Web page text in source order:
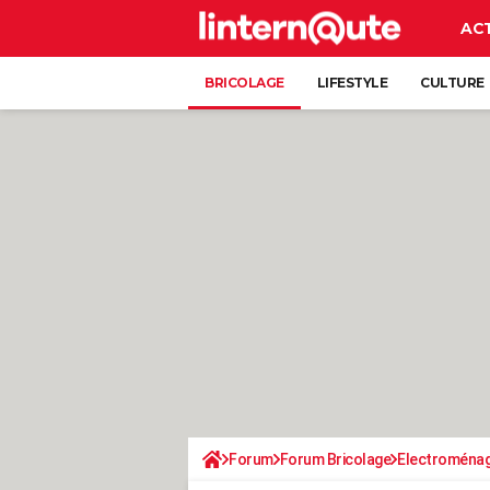
BRICOLAGE LIFESTYLE CULTURE
Forum Forum Bricolage